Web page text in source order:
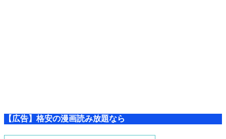
【広告】格安の漫画読み放題なら